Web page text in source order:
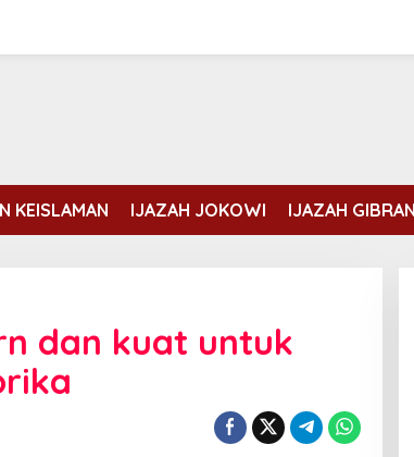
KEISLAMAN IJAZAH JOKOWI IJAZAH GIBRAN
dan kuat untuk
Erdogan dan Mohammed bin